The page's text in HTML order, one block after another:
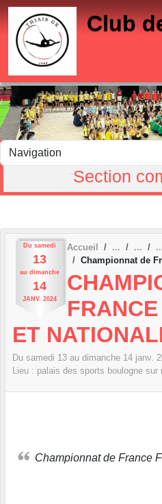
Club
Section
Du samedi
13
au dimanche
14
JANV. 2024
Accueil
Championnat de
ET
Du samedi 13 au dimanche 14 janv.
Lieu : palais des sports boulogne sur
Championnat de France
Panneau de gestion des cookies